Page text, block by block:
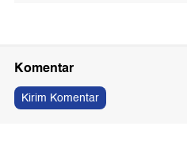
Komentar
Kirim Komentar